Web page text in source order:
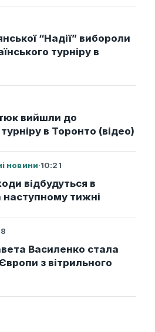
“Надії” вибороли
турніру в
вийшли до
в Торонто (відео)
новини·10:21
відбудуться в
тижні
Василенко стала
з вітрильного